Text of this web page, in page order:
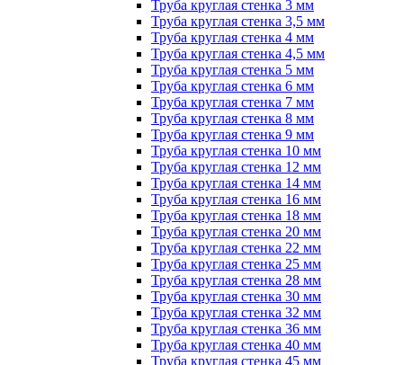
Труба круглая стенка 3 мм
Труба круглая стенка 3,5 мм
Труба круглая стенка 4 мм
Труба круглая стенка 4,5 мм
Труба круглая стенка 5 мм
Труба круглая стенка 6 мм
Труба круглая стенка 7 мм
Труба круглая стенка 8 мм
Труба круглая стенка 9 мм
Труба круглая стенка 10 мм
Труба круглая стенка 12 мм
Труба круглая стенка 14 мм
Труба круглая стенка 16 мм
Труба круглая стенка 18 мм
Труба круглая стенка 20 мм
Труба круглая стенка 22 мм
Труба круглая стенка 25 мм
Труба круглая стенка 28 мм
Труба круглая стенка 30 мм
Труба круглая стенка 32 мм
Труба круглая стенка 36 мм
Труба круглая стенка 40 мм
Труба круглая стенка 45 мм